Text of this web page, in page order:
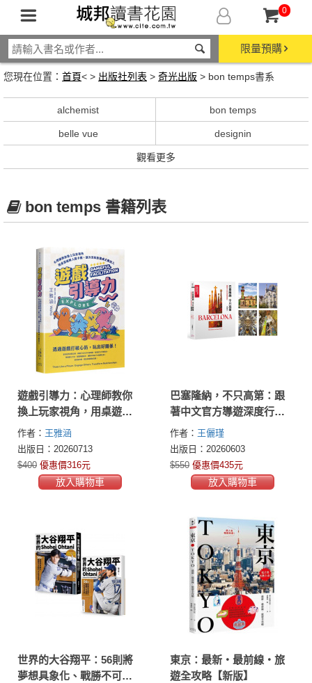
0
限量預購
您現在位置： 首頁< > 出版社列表 > 奇光出版 > bon temps書系
alchemist bon temps
belle vue designin
觀看更多
bon temps 書籍列表
遊戲引導力：心理師教你
換上玩家視角，用桌遊破
解人際卡關，讓冷淡抗拒
變成主動投入
作者： 王雅涵
出版日：20260713
$400 優惠價316元
放入購物車
巴塞隆納，不只高第：跟
著中文官方導遊深度行
【「高第逝世百週年&聖家
堂封頂」增訂新版，附贈4
款高第建築精美書卡】
作者： 王儷瑾
出版日：20260603
$550 優惠價435元
放入購物車
世界的大谷翔平：56則將
夢想具象化、戰勝不可能
東京：最新‧最前線‧旅
遊全攻略【新版】